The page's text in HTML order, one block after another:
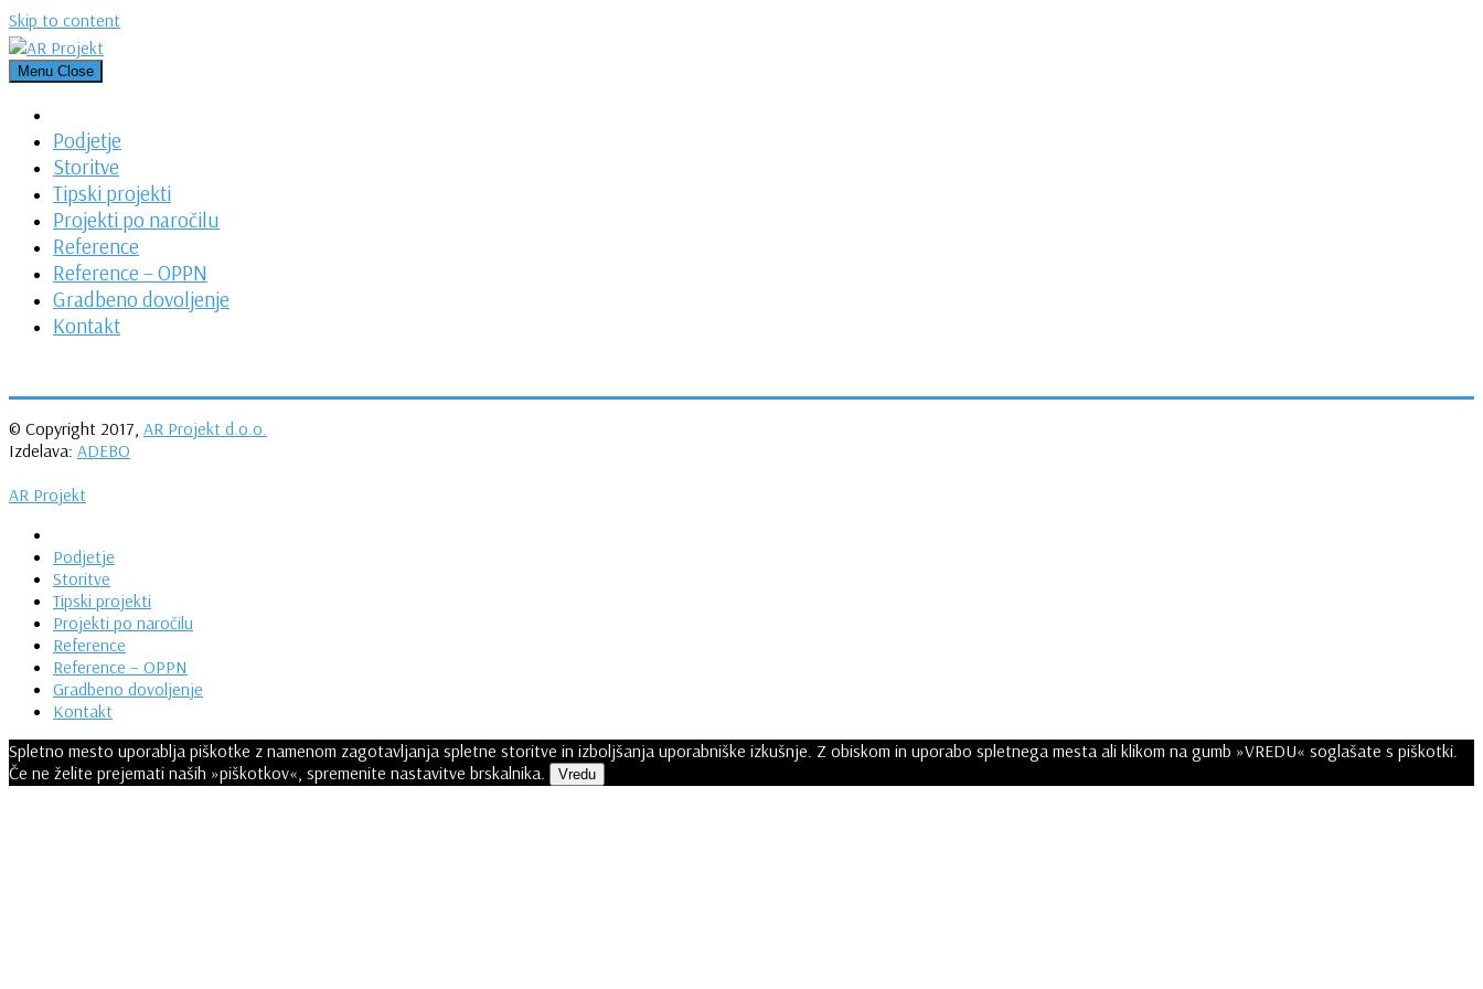
Skip to content
Menu Close
Podjetje
Storitve
Tipski projekti
Projekti po naročilu
Reference
Reference – OPPN
Gradbeno dovoljenje
Kontakt
© Copyright 2017, AR Projekt d.o.o.
Izdelava: ADEBO
AR Projekt
Podjetje
Storitve
Tipski projekti
Projekti po naročilu
Reference
Reference – OPPN
Gradbeno dovoljenje
Kontakt
Spletno mesto uporablja piškotke z namenom zagotavljanja spletne storitve in izboljšanja uporabniške izkušnje. Z obiskom in uporabo spletnega mesta ali klikom na gumb »VREDU« soglašate s piškotki.
Če ne želite prejemati naših »piškotkov«, spremenite nastavitve brskalnika.
Vredu